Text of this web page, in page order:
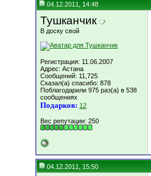
04.12.2011, 14:48
Тушканчик
В доску свой
Регистрация: 11.06.2007
Адрес: Астана
Сообщений: 11,725
Сказал(а) спасибо: 878
Поблагодарили 975 раз(а) в 538
сообщениях
Подарков: 12
Вес репутации: 250
04.12.2011, 15:50